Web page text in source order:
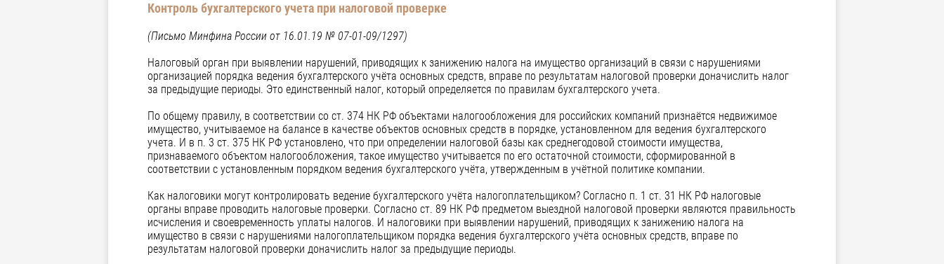
Контроль бухгалтерского учета при налоговой проверке
(Письмо Минфина России от 16.01.19 № 07-01-09/1297)
Налоговый орган при выявлении нарушений, приводящих к занижению налога на имущество организаций в связи с нарушениями
организацией порядка ведения бухгалтерского учёта основных средств, вправе по результатам налоговой проверки доначислить налог
за предыдущие периоды. Это единственный налог, который определяется по правилам бухгалтерского учета.
По общему правилу, в соответствии со ст. 374 НК РФ объектами налогообложения для российских компаний признаётся недвижимое
имущество, учитываемое на балансе в качестве объектов основных средств в порядке, установленном для ведения бухгалтерского
учета. И в п. 3 ст. 375 НК РФ установлено, что при определении налоговой базы как среднегодовой стоимости имущества,
признаваемого объектом налогообложения, такое имущество учитывается по его остаточной стоимости, сформированной в
соответствии с установленным порядком ведения бухгалтерского учёта, утвержденным в учётной политике компании.
Как налоговики могут контролировать ведение бухгалтерского учёта налогоплательщиком? Согласно п. 1 ст. 31 НК РФ налоговые
органы вправе проводить налоговые проверки. Согласно ст. 89 НК РФ предметом выездной налоговой проверки являются правильность
исчисления и своевременность уплаты налогов. И налоговики при выявлении нарушений, приводящих к занижению налога на
имущество в связи с нарушениями налогоплательщиком порядка ведения бухгалтерского учёта основных средств, вправе по
результатам налоговой проверки доначислить налог за предыдущие периоды.